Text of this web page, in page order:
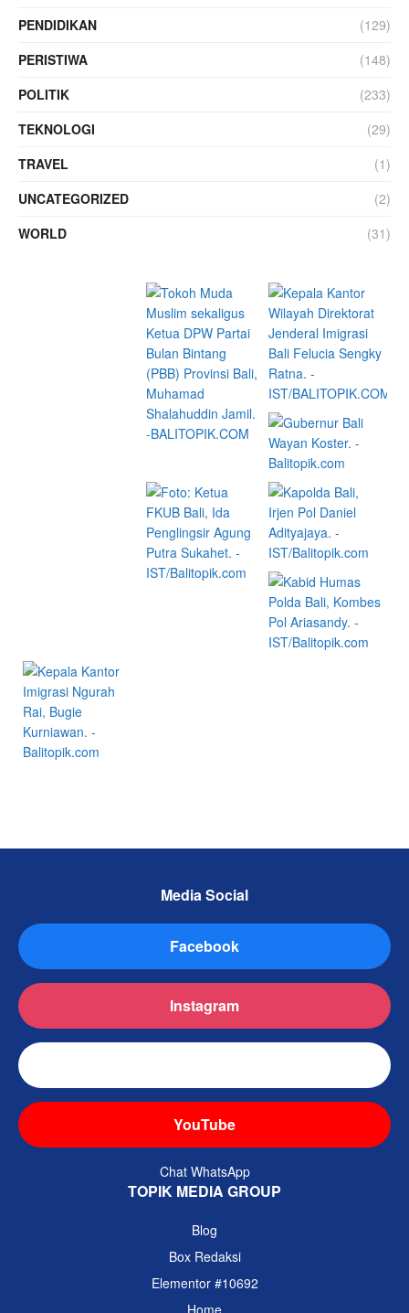
PENDIDIKAN
(129)
PERISTIWA
(148)
POLITIK
(233)
TEKNOLOGI
(29)
TRAVEL
(1)
UNCATEGORIZED
(2)
WORLD
(31)
Media Social
Facebook
Instagram
YouTube
Chat WhatsApp
TOPIK MEDIA GROUP
Blog
Box Redaksi
Elementor #10692
Home